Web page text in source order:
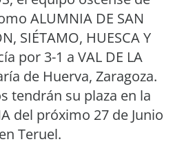
ALUMNIA DE SAN
SIÉTAMO, HUESCA Y
por 3-1 a VAL DE LA
de Huerva, Zaragoza.
tendrán su plaza en la
del próximo 27 de Junio
en Teruel.